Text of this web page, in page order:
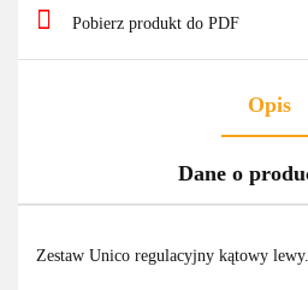
Pobierz produkt do PDF
Opis
Dane o
Zestaw Unico regulacyjny kątowy lewy.